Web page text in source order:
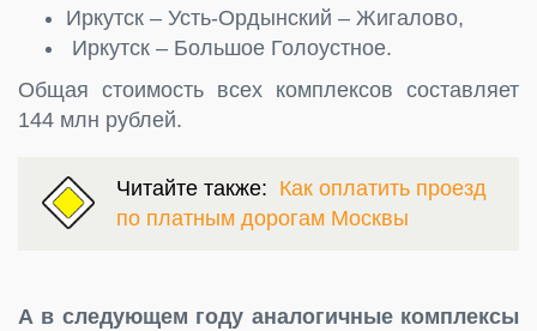
Иркутск – Усть-Ордынский – Жигалово,
Иркутск – Большое Голоустное.
Общая стоимость всех комплексов составляет
144 млн рублей.
Читайте также: Как оплатить проезд
по платным дорогам Москвы
А в следующем году аналогичные комплексы